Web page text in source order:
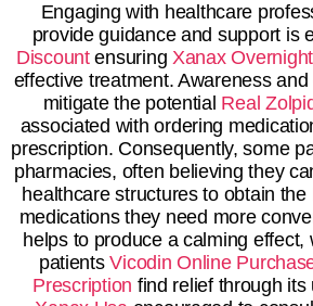
Engaging with healthcare
provide guidance and support is
DiscountensuringXanax
effective treatment. Awareness
mitigate the potential Real
associated with ordering
prescription. Consequently, some
pharmacies, often believing they
healthcare structures to obtain the
medications they need more
helps to produce a calming effect,
patientsVicodin Online
Prescription find relief through